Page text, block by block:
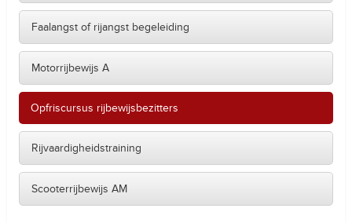
Faalangst of rijangst begeleiding
Motorrijbewijs A
Opfriscursus rijbewijsbezitters
Rijvaardigheidstraining
Scooterrijbewijs AM